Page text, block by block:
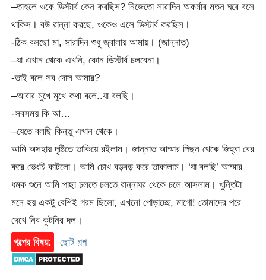
–তাহলে ওকে ডিস্টার্ব কেন করছিস? নিজেতো সারাদিন অকর্মার মতন ঘরে বসে
থাকিস। বউ রান্না করছে, ওকেও এসে ডিস্টার্ব করছিস।
-ঠিক বলছো মা, সারাদিন শুধু জ্বালায় আমায়। (জান্নাত)
–যা এখান থেকে এখনি, কোন ডিস্টার্ব চলবেনা।
-তাই বলে সব দোস আমার?
–আবার মুখে মুখে কথা বলে..যা বলছি।
-সবসময় কি আ…
–যেতে বলছি কিন্তু এখান থেকে।
আমি অসহায় দৃষ্টিতে তাকিয়ে রইলাম। জান্নাত আম্মার পিছন থেকে জিহ্বা বের
করে ভেংচি কাটলো। আমি চোখ বড়বড় করে তাকালাম। ‘যা বলছি’ আম্মার
ধমক শুনে আমি পাছা ঢলতে ঢলতে রান্নাঘর থেকে চলে আসলাম। খুন্তিটা
মনে হয় একটু বেশিই গরম ছিলো, এখনো পোড়াচ্ছে, মাগো! তোমাদের পরে
দেখে নিব কুটনির দল।
গল্পের বিষয়:
ছোট গল্প